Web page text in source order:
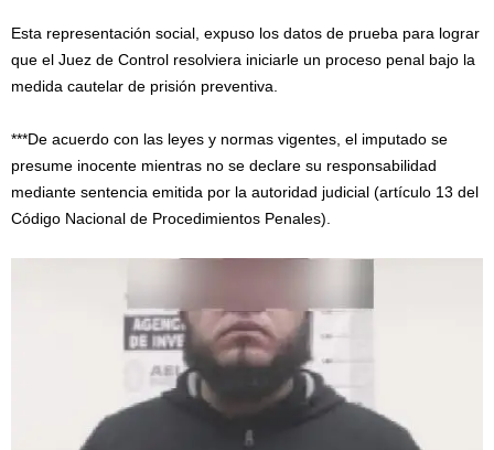
Esta representación social, expuso los datos de prueba para lograr
que el Juez de Control resolviera iniciarle un proceso penal bajo la
medida cautelar de prisión preventiva.
***De acuerdo con las leyes y normas vigentes, el imputado se
presume inocente mientras no se declare su responsabilidad
mediante sentencia emitida por la autoridad judicial (artículo 13 del
Código Nacional de Procedimientos Penales).